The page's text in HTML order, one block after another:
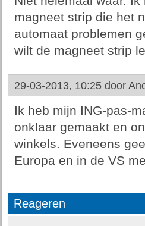
magneet strip die het
automaat problemen
wilt de magneet strip
29-03-2013, 10:25 door
Ik heb mijn ING-pas-
onklaar gemaakt en
winkels. Eveneens
Europa en in de VS
Reageren